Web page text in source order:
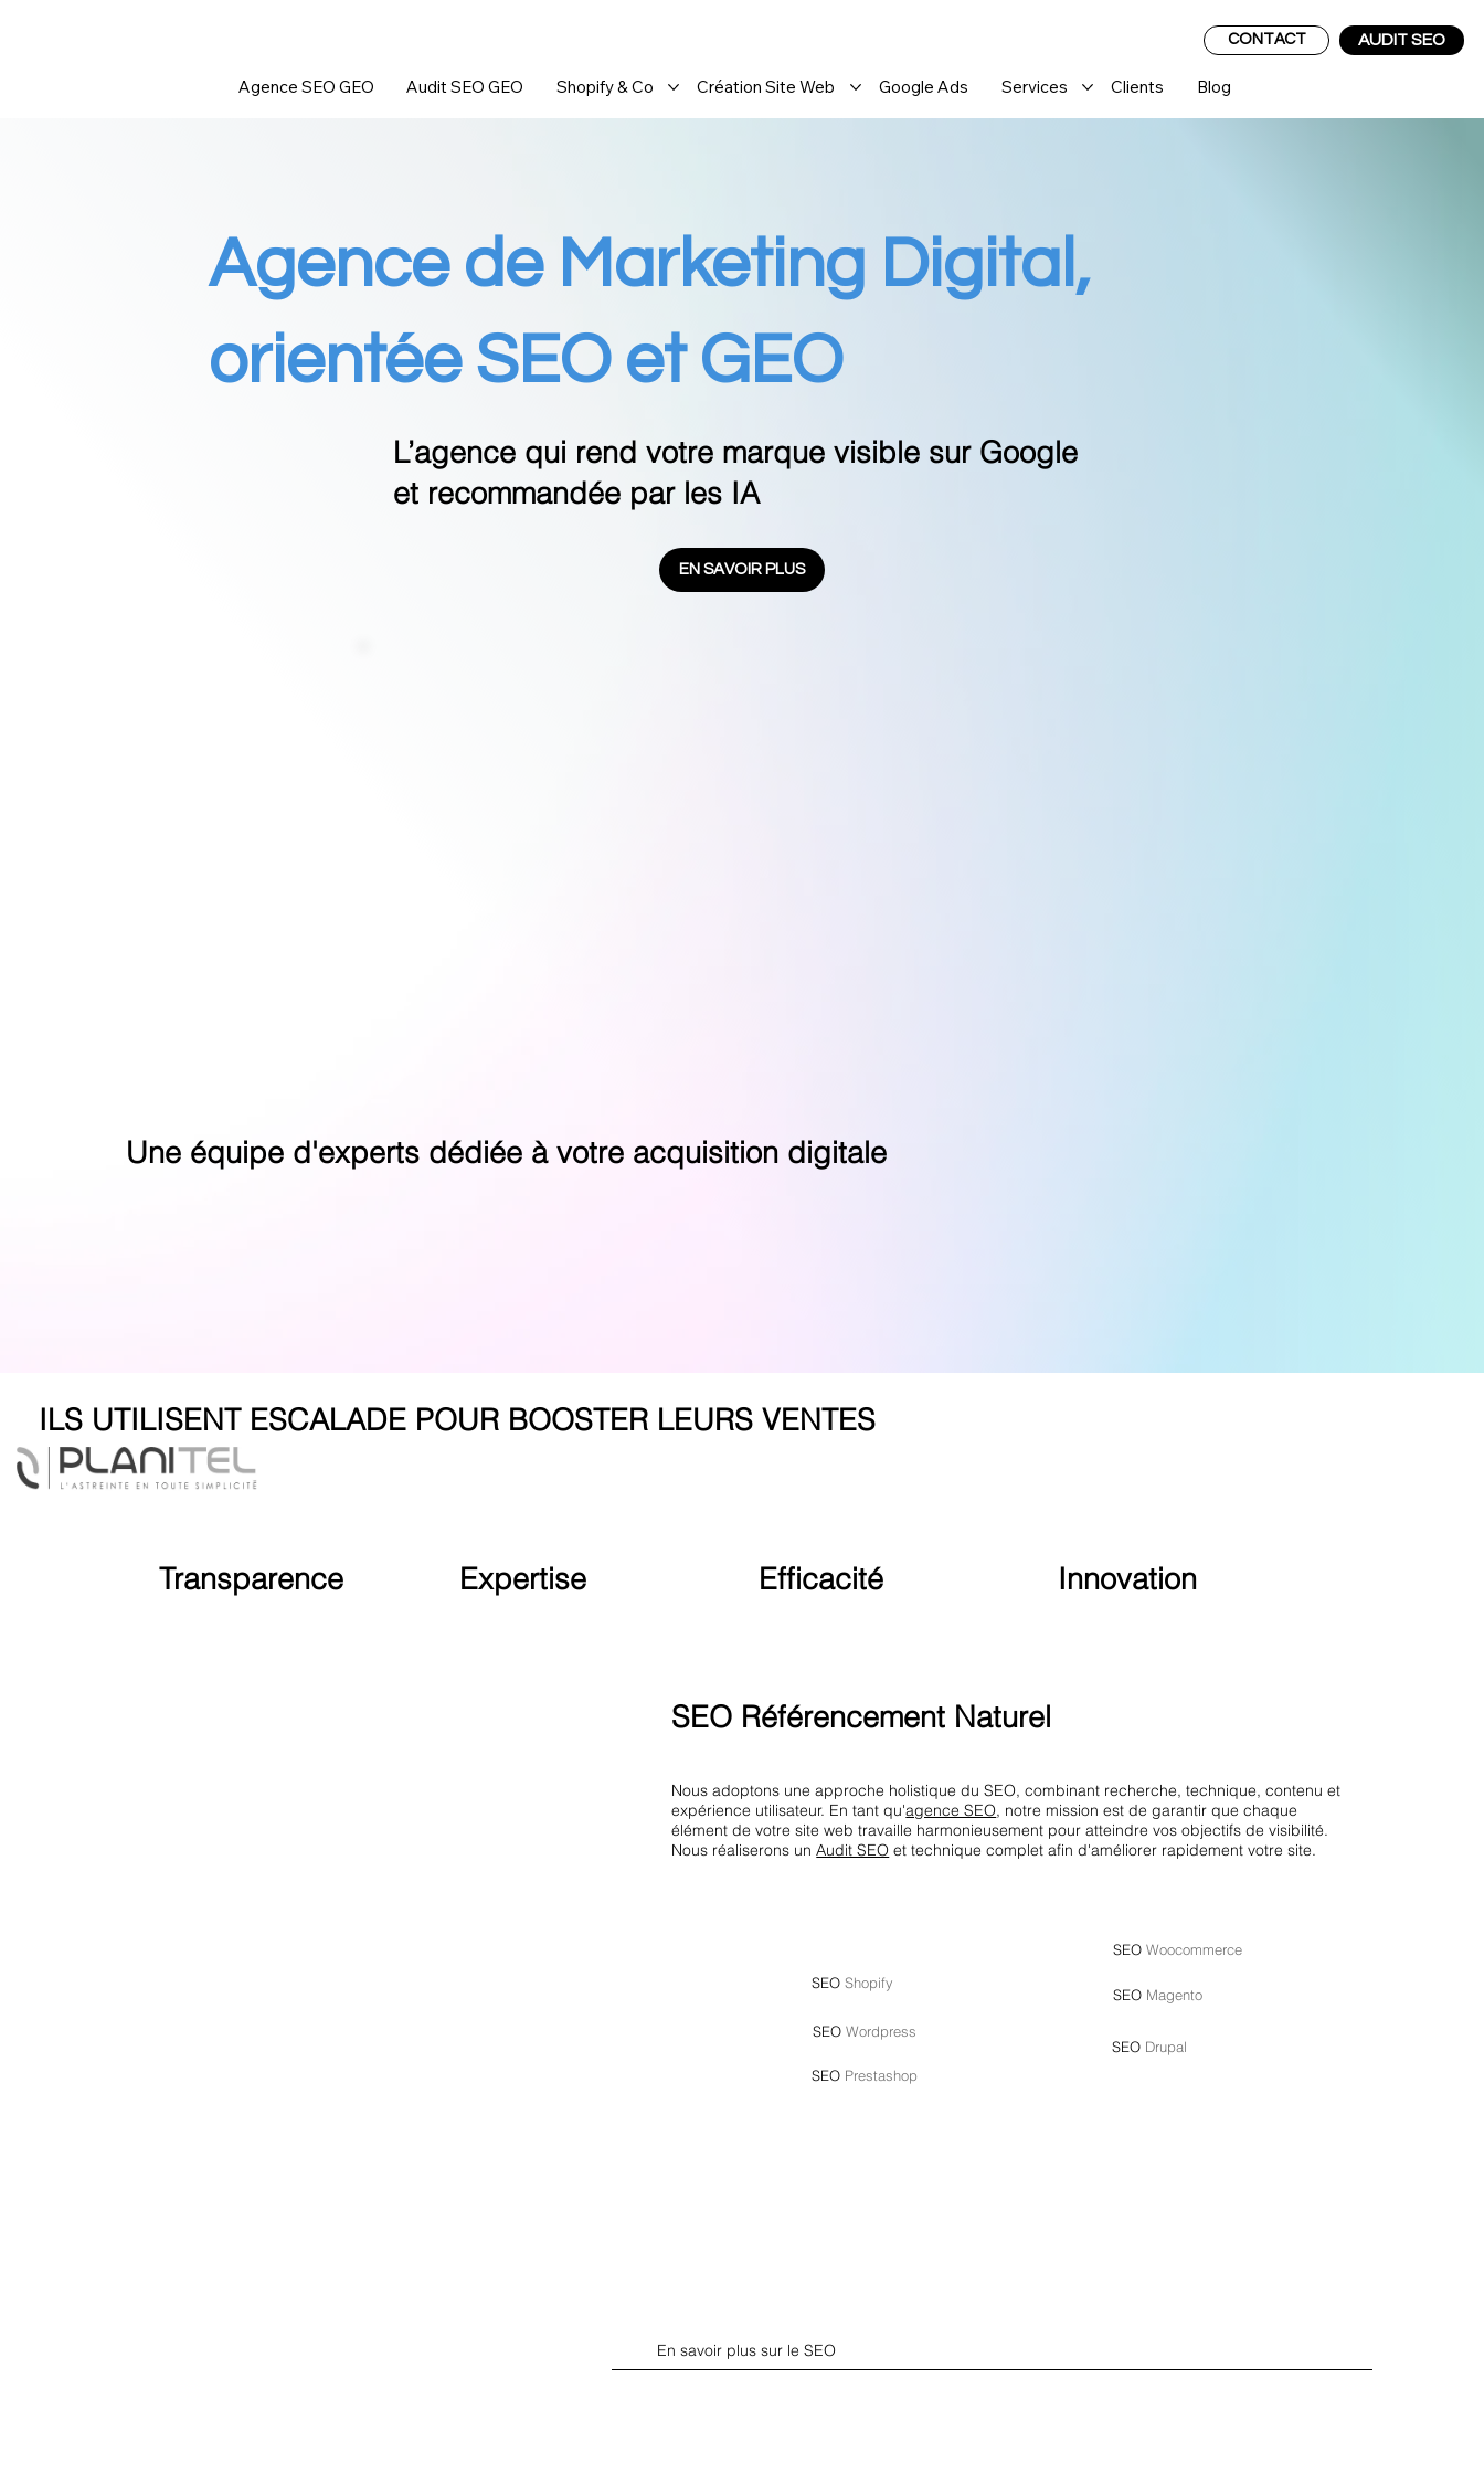
AUDIT SEO
CONTACT
Agence SEO GEO Audit SEO GEO Shopify & Co Création Site Web Google Ads Services Clients Blog
Agence de Marketing Digital,
orientée SEO et GEO
L’agence qui rend votre marque visible sur Google
et recommandée par les IA
EN SAVOIR PLUS
Une équipe d'experts dédiée à votre acquisition digitale
ILS UTILISENT ESCALADE POUR BOOSTER LEURS VENTES
Transparence Expertise Efficacité Innovation
SEO Référencement Naturel
Nous adoptons une approche holistique du SEO, combinant recherche, technique, contenu et
expérience utilisateur. En tant qu'agence SEO, notre mission est de garantir que chaque
élément de votre site web travaille harmonieusement pour atteindre vos objectifs de visibilité.
Nous réaliserons unAudit SEO et technique complet afin d'améliorer rapidement votre site.
SEO Shopify
SEO Wordpress
SEO Prestashop
SEOWoocommerce
SEO Magento
SEO Drupal
En savoir plus sur le SEO